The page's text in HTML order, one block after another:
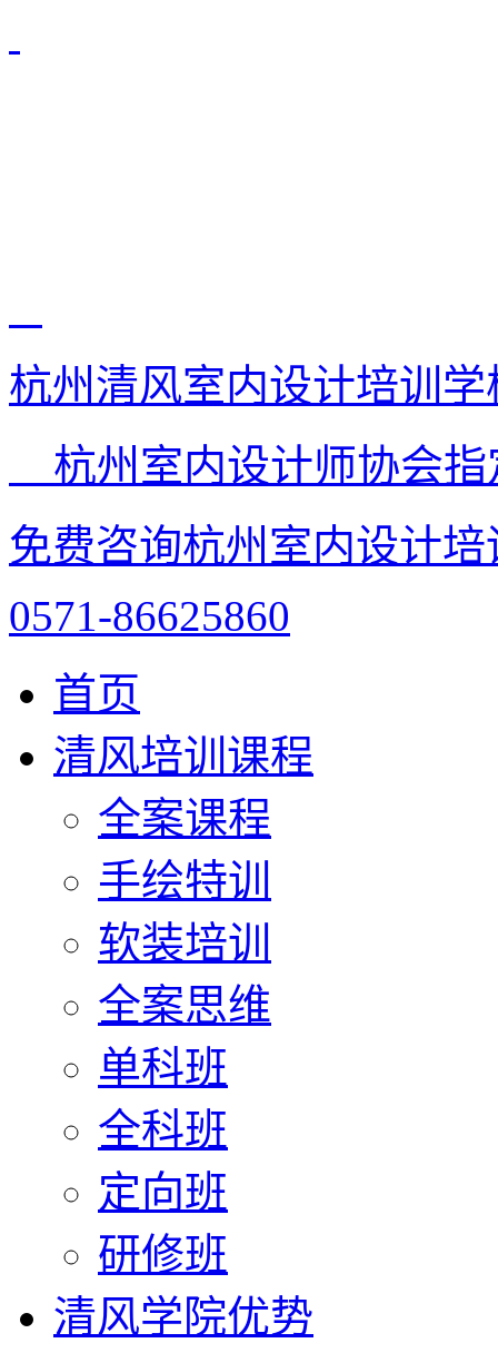
杭州清风室内设计培训学
杭州室内设计师协会
免费咨询杭州室内设计
0571-86625860
首页
清风培训课程
全案课程
手绘特训
软装培训
全案思维
单科班
全科班
定向班
研修班
清风学院优势